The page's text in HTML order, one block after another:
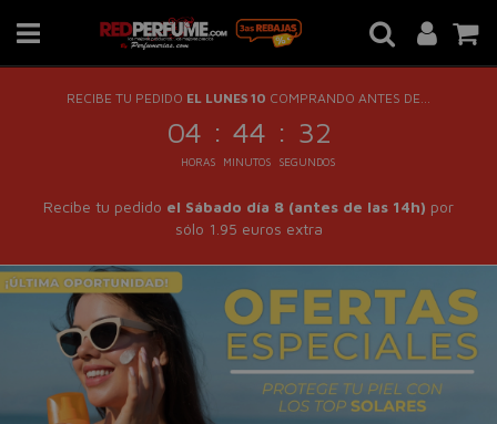
RECIBE TU PEDIDO EL LUNES 10 COMPRANDO ANTES DE...
04 : 44 : 32
HORAS MINUTOS SEGUNDOS
Recibe tu pedido el Sábado día 8 (antes de las 14h) por
sólo 1.95 euros extra